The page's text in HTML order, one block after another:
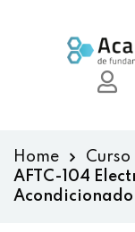
Home
Curso
AFTC-104
Acondicionado